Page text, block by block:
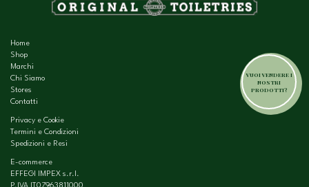
VUOI VENDERE I
NOSTRI
PRODOTTI?
Home
Shop
Marchi
Chi Siamo
Stores
Contatti
Privacy e Cookie
Termini e Condizioni
Spedizioni e Resi
E-commerce
EFFEGI IMPEX s.r.l.